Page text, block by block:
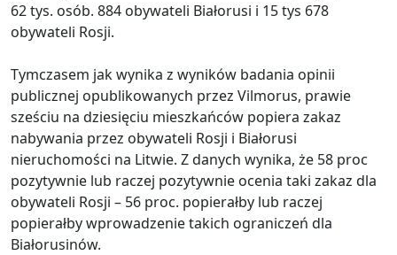
62 tys. osób. 884 obywateli Białorusi i 15 tys 678
obywateli Rosji.
Tymczasem jak wynika z wyników badania opinii
publicznej opublikowanych przez Vilmorus, prawie
sześciu na dziesięciu mieszkańców popiera zakaz
nabywania przez obywateli Rosji i Białorusi
nieruchomości na Litwie. Z danych wynika, że ​​58 proc
pozytywnie lub raczej pozytywnie ocenia taki zakaz dla
obywateli Rosji – 56 proc. popierałby lub raczej
popierałby wprowadzenie takich ograniczeń dla
Białorusinów.